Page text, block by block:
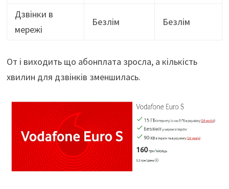
Дзвінки в
мережі
Безлім Безлім
От і виходить що абонплата зросла, а кількість
хвилин для дзвінків зменшилась.